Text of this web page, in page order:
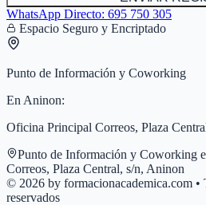
WhatsApp Directo: 695 750 305
Espacio Seguro y Encriptado
Punto de Información y Coworking
En Aninon:
Oficina Principal Correos, Plaza
Punto de Información y Coworking
Correos, Plaza Central, s/n, Aninon
© 2026 by formacionacademica.com •
reservados